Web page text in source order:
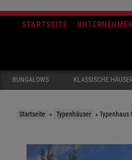
STARTSEITE UNTERNEHMEN
BUNGALOWS KLASSISCHE
Startseite » Typenhäuser »Typenhaus